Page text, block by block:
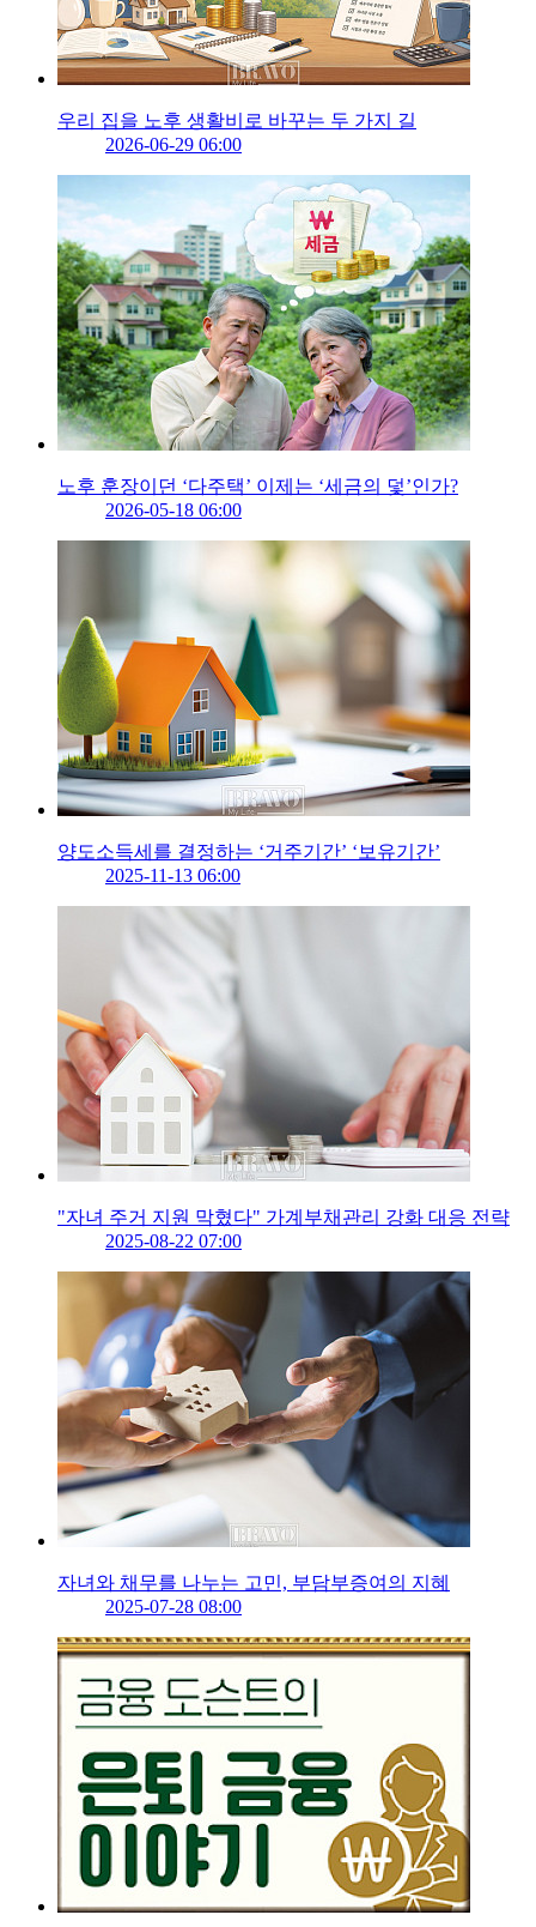
우리 집을 노후 생활비로 바꾸는 두 가지 길
2026-06-29 06:00
노후 훈장이던 ‘다주택’ 이제는 ‘세금의 덫’인가?
2026-05-18 06:00
양도소득세를 결정하는 ‘거주기간’ ‘보유기간’
2025-11-13 06:00
"자녀 주거 지원 막혔다" 가계부채관리 강화 대응 전략
2025-08-22 07:00
자녀와 채무를 나누는 고민, 부담부증여의 지혜
2025-07-28 08:00